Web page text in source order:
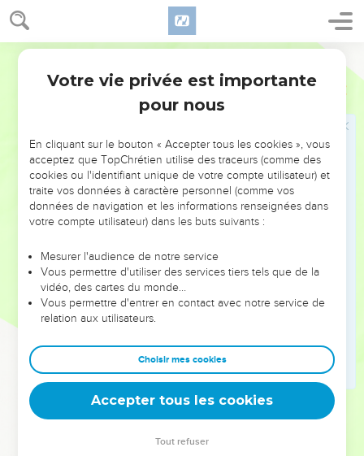
Jérémie 43
Ils se rendirent en Egypte, puisqu’ils ne voulaient pas obéir
à l'Eternel, et ils arrivèrent à Tachpanès.
Jérémie annonce l'invasion de l'Égypte
A Tachpanès, la parole de l'Eternel fut adressée à Jérémie :
présence des Juifs, là où l’on fabrique les briques, à l'entrée
de la maison du pharaon à Tachpanès.
Puis tu diras aux Juifs : ‘Voici ce que dit l’Eternel, le maître
de l’univers, le Dieu d'Israël : Je vais envoyer chercher mon
serviteur Nebucadnetsar, le roi de Babylone ; je placerai son
tapis sur elles.
Il viendra frapper l'Egypte : celui qui est destiné à la mort
ira à la mort, celui qui est destiné à la déportation ira en
déportation, celui qui est destiné à l'épée mourra par l'épée.
Je mettrai le feu aux maisons des dieux des Egyptiens ;
Nebucadnetsar les brûlera et les emmènera en déportation.
Il s'enveloppera de l'Egypte comme le berger s'enveloppe de
son manteau et il sortira de là dans la paix.
Il mettra en pièces les statues de Beth-Shémesh, en
Votre vie privée est importante
pour nous
En cliquant sur le bouton « Accepter tous les cookies », vous
acceptez que TopChrétien utilise des traceurs (comme des
cookies ou l'identifiant unique de votre compte utilisateur) et
traite vos données à caractère personnel (comme vos
données de navigation et les informations renseignées dans
votre compte utilisateur) dans les buts suivants :
Mesurer l'audience de notre service
Vous permettre d'utiliser des services tiers tels que de la
vidéo, des cartes du monde…
Vous permettre d'entrer en contact avec notre service de
relation aux utilisateurs.
Choisir mes cookies
Accepter tous les cookies
Tout refuser